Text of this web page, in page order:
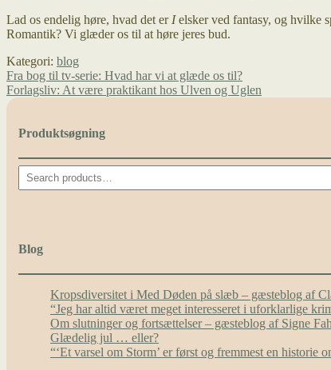
Lad os endelig høre, hvad det er Ielsker ved fantasy, og hvilke
Romantik? Vi glæder os til at høre jeres bud.
Kategori: blog
Indlægsnavigation
Forrige
indlæg:
Fra bog til tv-serie: Hvad har vi at glæde os til?
Næste
indlæg:
Forlagsliv: At være praktikant hos Ulven og Uglen
Produktsøgning
Search
Blog
Kropsdiversitet i Med Døden på slæb – gæsteblog af
“Jeg har altid været meget interesseret i uforklarlige
Om slutninger og fortsættelser – gæsteblog af Signe
Glædelig jul … eller?
“‘Et varsel om Storm’ er først og fremmest en